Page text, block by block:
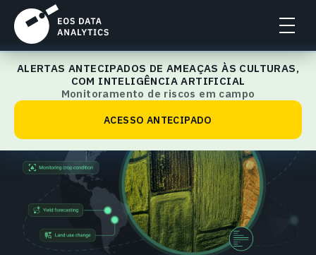
ALERTAS ANTECIPADOS DE AMEAÇAS ÀS CULTURAS,
COM INTELIGÊNCIA ARTIFICIAL
Monitoramento de riscos em campo
ACESSO ANTECIPADO
Início